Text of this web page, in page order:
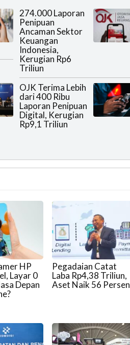
274.000 Laporan
Penipuan
Ancaman Sektor
Keuangan
Indonesia,
Kerugian Rp6
Triliun
OJK Terima Lebih
dari 400 Ribu
Laporan Penipuan
Digital, Kerugian
Rp9,1 Triliun
HP
Layar 0
Depan
Pegadaian Catat
Laba Rp4,38 Triliun,
Aset Naik 56 Persen